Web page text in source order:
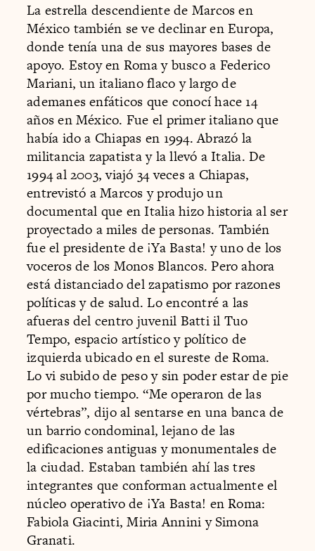
La estrella descendiente de Marcos en
México también se ve declinar en Europa,
donde tenía una de sus mayores bases de
apoyo. Estoy en Roma y busco a Federico
Mariani, un italiano flaco y largo de
ademanes enfáticos que conocí hace 14
años en México. Fue el primer italiano que
había ido a Chiapas en 1994. Abrazó la
militancia zapatista y la llevó a Italia. De
1994 al 2003, viajó 34 veces a Chiapas,
entrevistó a Marcos y produjo un
documental que en Italia hizo historia al ser
proyectado a miles de personas. También
fue el presidente de ¡Ya Basta! y uno de los
voceros de los Monos Blancos. Pero ahora
está distanciado del zapatismo por razones
políticas y de salud. Lo encontré a las
afueras del centro juvenil Batti il Tuo
Tempo, espacio artístico y político de
izquierda ubicado en el sureste de Roma.
Lo vi subido de peso y sin poder estar de pie
por mucho tiempo. “Me operaron de las
vértebras”, dijo al sentarse en una banca de
un barrio condominal, lejano de las
edificaciones antiguas y monumentales de
la ciudad. Estaban también ahí las tres
integrantes que conforman actualmente el
núcleo operativo de ¡Ya Basta! en Roma:
Fabiola Giacinti, Miria Annini y Simona
Granati.